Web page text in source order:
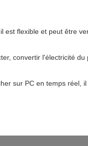
flexible et peut être
convertir l'électricité
sur PC en temps réel,